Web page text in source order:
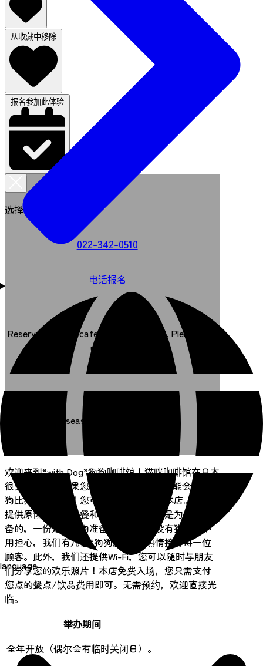
language
从收藏中移除
报名参加此体验
选择报名方式
022-342-0510
电话报名
Reservations for cafe are not required. Please visit
us directly.
Overseas TEL +81-22-342-0510
欢迎来到“with Dog”狗狗咖啡馆！猫咪咖啡馆在日本
很受欢迎，但如果您来“with Dog”，您可能会觉得狗
狗比猫咪更可爱！您可以携带爱犬光临本店。我们
提供原创的手工午餐和甜点菜单，一份是为人类准
备的，一份是为狗狗准备的。如果您没有狗狗也不
用担心，我们有几位“狗狗服务员”热情接待每一位
顾客。此外，我们还提供Wi-Fi，您可以随时与朋友
们分享您的欢乐照片！本店免费入场，您只需支付
您点的餐点/饮品费用即可。无需预约，欢迎直接光
临。
举办期间
全年开放（偶尔会有临时关闭日）。